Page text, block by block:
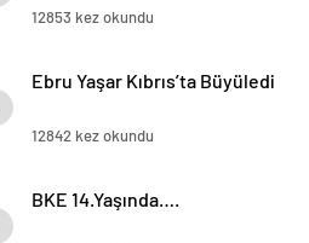
12853 kez okundu
Ebru Yaşar Kıbrıs’ta Büyüledi
12842 kez okundu
BKE 14.Yaşında….